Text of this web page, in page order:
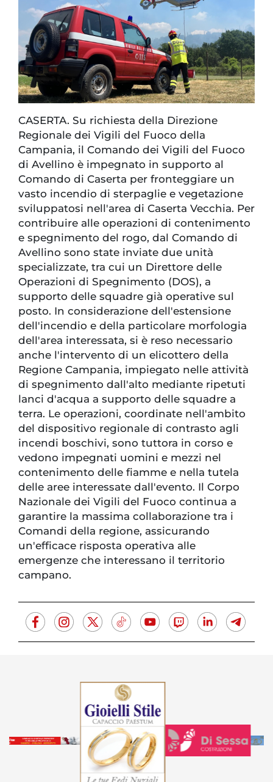
CASERTA. Su richiesta della Direzione
Regionale dei Vigili del Fuoco della
Campania, il Comando dei Vigili del Fuoco
di Avellino è impegnato in supporto al
Comando di Caserta per fronteggiare un
vasto incendio di sterpaglie e vegetazione
sviluppatosi nell'area di Caserta Vecchia. Per
contribuire alle operazioni di contenimento
e spegnimento del rogo, dal Comando di
Avellino sono state inviate due unità
specializzate, tra cui un Direttore delle
Operazioni di Spegnimento (DOS), a
supporto delle squadre già operative sul
posto. In considerazione dell'estensione
dell'incendio e della particolare morfologia
dell'area interessata, si è reso necessario
anche l'intervento di un elicottero della
Regione Campania, impiegato nelle attività
di spegnimento dall'alto mediante ripetuti
lanci d'acqua a supporto delle squadre a
terra. Le operazioni, coordinate nell'ambito
del dispositivo regionale di contrasto agli
incendi boschivi, sono tuttora in corso e
vedono impegnati uomini e mezzi nel
contenimento delle fiamme e nella tutela
delle aree interessate dall'evento. Il Corpo
Nazionale dei Vigili del Fuoco continua a
garantire la massima collaborazione tra i
Comandi della regione, assicurando
un'efficace risposta operativa alle
emergenze che interessano il territorio
campano.